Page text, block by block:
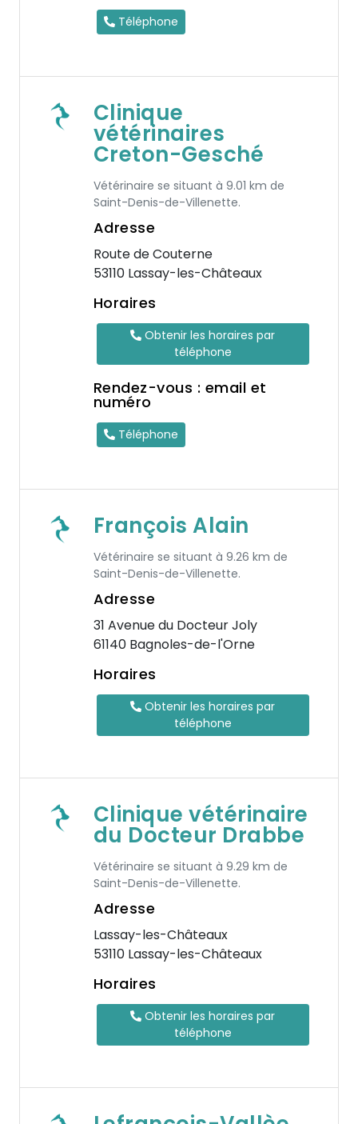
Téléphone
Clinique
vétérinaires
Creton-Gesché
Vétérinaire se situant à 9.01 km de
Saint-Denis-de-Villenette.
Adresse
Route de Couterne
53110 Lassay-les-Châteaux
Horaires
Obtenir les horaires par
téléphone
Rendez-vous : email et
numéro
Téléphone
François Alain
Vétérinaire se situant à 9.26 km de
Saint-Denis-de-Villenette.
Adresse
31 Avenue du Docteur Joly
61140 Bagnoles-de-l'Orne
Horaires
Obtenir les horaires par
téléphone
Clinique vétérinaire
du Docteur Drabbe
Vétérinaire se situant à 9.29 km de
Saint-Denis-de-Villenette.
Adresse
Lassay-les-Châteaux
53110 Lassay-les-Châteaux
Horaires
Obtenir les horaires par
téléphone